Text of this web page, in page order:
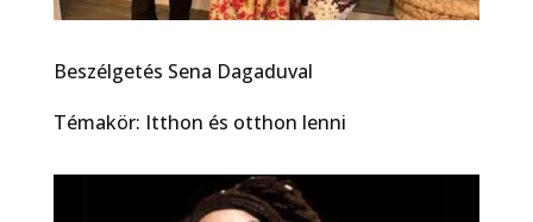
Beszélgetés Sena Dagaduval
Témakör: Itthon és otthon lenni